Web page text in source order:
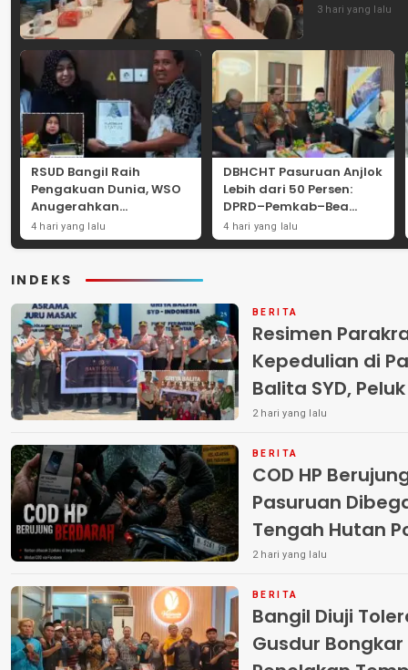
3 hari yang lalu
RSUD Bangil Raih
Pengakuan Dunia, WSO
Anugerahkan
Penghargaan
Internasional untuk
4 hari yang lalu
DBHCHT Pasuruan Anjlok
Lebih dari 50 Persen:
DPRD–Pemkab–Bea
Cukai Perkuat Perang
Melawan Peredaran
4 hari yang lalu
INDEKS
BERITA
Resimen
Kepedulian di
Balita SYD,
Terlantar
2 hari yang lalu
BERITA
COD HP
Pasuruan
Tengah Hutan Polisi Buru Tiga
Pelaku
2 hari yang lalu
BERITA
Bangil Diuji
Gusdur